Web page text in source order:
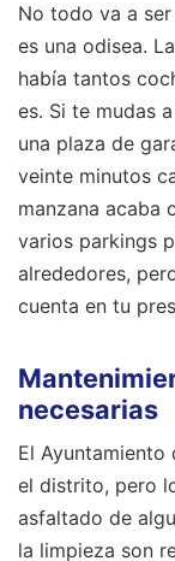
No todo va a
es una odisea.
había tantos
es. Si te mudas
una plaza de
veinte minutos
manzana acaba
varios parkings
alrededores,
cuenta en tu
necesarias
El Ayuntamiento
el distrito, pero
asfaltado de
la limpieza son